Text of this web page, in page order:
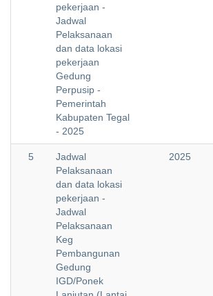
pekerjaan -
Jadwal
Pelaksanaan
dan data lokasi
pekerjaan
Gedung
Perpusip -
Pemerintah
Kabupaten Tegal
- 2025
5
Jadwal
Pelaksanaan
dan data lokasi
pekerjaan -
Jadwal
Pelaksanaan
Keg
Pembangunan
Gedung
IGD/Ponek
2025